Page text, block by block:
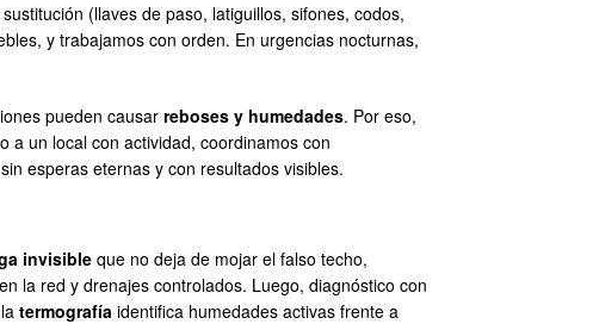
(llaves de paso, latiguillos, sifones, codos,
y trabajamos con orden. En urgencias nocturnas,
pueden causar reboses y humedades. Por eso,
a un local con actividad, coordinamos con
esperas eternas y con resultados visibles.
invisibleque no deja de mojar el falso techo,
la red y drenajes controlados. Luego, diagnóstico con
termografía identifica humedades activas frente a